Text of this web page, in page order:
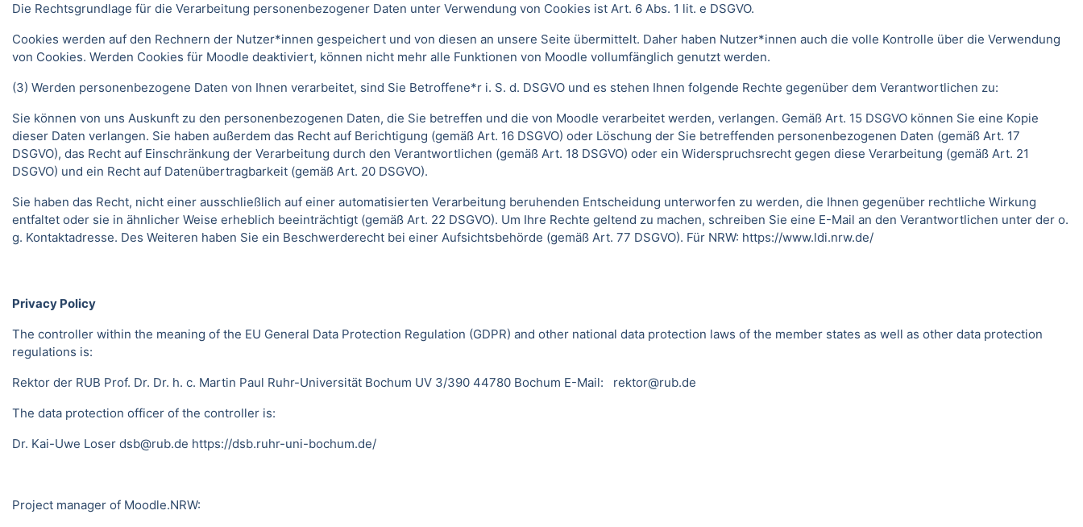
Die Rechtsgrundlage für die Verarbeitung personenbezogener Daten unter Verwendung von Cookies ist Art. 6 Abs. 1 lit. e DSGVO.
Cookies werden auf den Rechnern der Nutzer*innen gespeichert und von diesen an unsere Seite übermittelt. Daher haben Nutzer*innen auch die volle Kontrolle über die Verwendung
von Cookies. Werden Cookies für Moodle deaktiviert, können nicht mehr alle Funktionen von Moodle vollumfänglich genutzt werden.
(3) Werden personenbezogene Daten von Ihnen verarbeitet, sind Sie Betroffene*r i. S. d. DSGVO und es stehen Ihnen folgende Rechte gegenüber dem Verantwortlichen zu:
Sie können von uns Auskunft zu den personenbezogenen Daten, die Sie betreffen und die von Moodle verarbeitet werden, verlangen. Gemäß Art. 15 DSGVO können Sie eine Kopie
dieser Daten verlangen. Sie haben außerdem das Recht auf Berichtigung (gemäß Art. 16 DSGVO) oder Löschung der Sie betreffenden personenbezogenen Daten (gemäß Art. 17
DSGVO), das Recht auf Einschränkung der Verarbeitung durch den Verantwortlichen (gemäß Art. 18 DSGVO) oder ein Widerspruchsrecht gegen diese Verarbeitung (gemäß Art. 21
DSGVO) und ein Recht auf Datenübertragbarkeit (gemäß Art. 20 DSGVO).
Sie haben das Recht, nicht einer ausschließlich auf einer automatisierten Verarbeitung beruhenden Entscheidung unterworfen zu werden, die Ihnen gegenüber rechtliche Wirkung
entfaltet oder sie in ähnlicher Weise erheblich beeinträchtigt (gemäß Art. 22 DSGVO). Um Ihre Rechte geltend zu machen, schreiben Sie eine E-Mail an den Verantwortlichen unter der o.
g. Kontaktadresse. Des Weiteren haben Sie ein Beschwerderecht bei einer Aufsichtsbehörde (gemäß Art. 77 DSGVO). Für NRW: https://www.ldi.nrw.de/
Privacy Policy
The controller within the meaning of the EU General Data Protection Regulation (GDPR) and other national data protection laws of the member states as well as other data protection
regulations is:
Rektor der RUB Prof. Dr. Dr. h. c. Martin Paul Ruhr-Universität Bochum UV 3/390 44780 Bochum E-Mail: rektor@rub.de
The data protection officer of the controller is:
Dr. Kai-Uwe Loser dsb@rub.de https://dsb.ruhr-uni-bochum.de/
Project manager of Moodle.NRW: